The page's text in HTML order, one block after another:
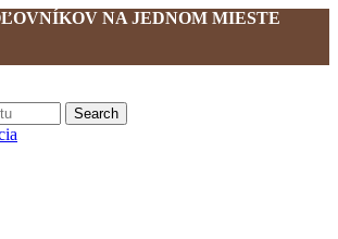
NA JEDNOM MIESTE
Search